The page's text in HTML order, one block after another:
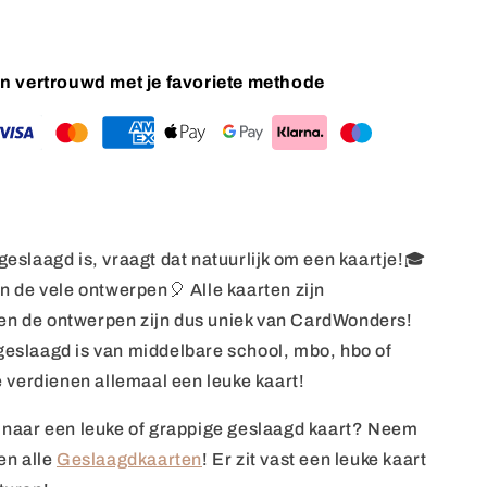
vertrouwd met je favoriete methode
is, vraagt dat natuurlijk om een kaartje!🎓
de vele ontwerpen🎈 Alle kaarten zijn
de ontwerpen zijn dus uniek van CardWonders!
is van middelbare school, mbo, hbo of
allemaal een leuke kaart!
een leuke of grappige geslaagd kaart? Neem
alle Geslaagdkaarten! Er zit vast een leuke kaart